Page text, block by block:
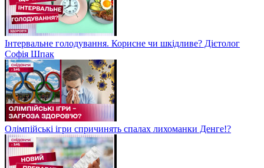
Інтервальне голодування. Корисне чи шкідливе? Дієтолог
Софія Шпак
Олімпійські ігри спричинять спалах лихоманки Денге!?